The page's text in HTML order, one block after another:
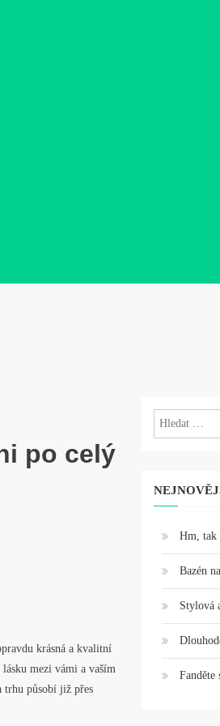
po celý
krásná a kvalitní
mezi vámi a vaším
trhu působí již přes
Hm, tak
Bazén
Stylová